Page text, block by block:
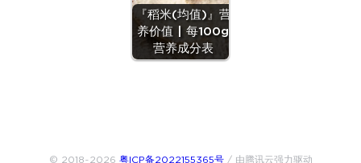
『稻米(均值)』营
养价值 | 每100g
营养成分表
© 2018~2026 粤ICP备2022155365号/ 由腾讯云强力驱动